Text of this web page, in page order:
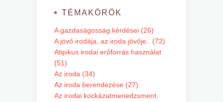
TÉMAKÖRÖK
A gazdaságosság kérdései (26)
A jövő irodája, az iroda jövője.. (72)
Atipikus irodai erőforrás használat
(51)
Az iroda (34)
Az iroda berendezése (27)
Az irodai kockázatmenedzsment.